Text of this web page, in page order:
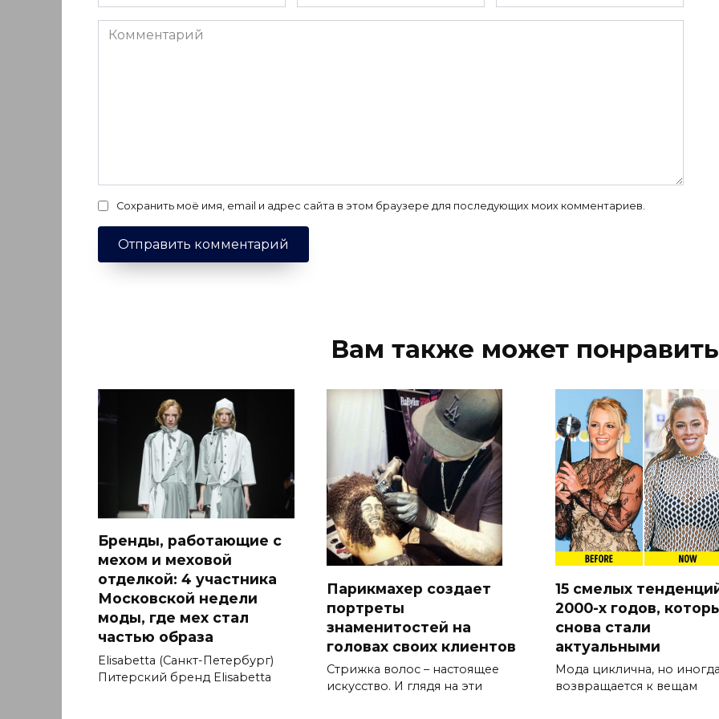
*
*
Комментарий
Сохранить моё имя, email и адрес сайта в этом браузере для последующих моих комментариев.
Вам также может
Бренды, работающие с
мехом и меховой
отделкой: 4 участника
Московской недели
моды, где мех стал
частью образа
Elisabetta (Санкт-Петербург)
Питерский бренд Elisabetta
Парикмахер создает
портреты
знаменитостей на
головах своих клиентов
Стрижка волос – настоящее
искусство. И глядя на эти
15 смелых
2000-х годов,
снова стали
актуальными
Мода циклична, но
возвращается к вещам